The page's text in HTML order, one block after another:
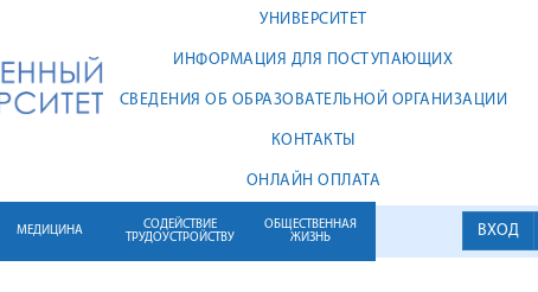
УНИВЕРСИТЕТ
ИНФОРМАЦИЯ ДЛЯ ПОСТУПАЮЩИХ
СВЕДЕНИЯ ОБ ОБРАЗОВАТЕЛЬНОЙ ОРГАНИЗАЦИИ
КОНТАКТЫ
ОНЛАЙН ОПЛАТА
ВХОД
МЕДИЦИНА
СОДЕЙСТВИЕ
ТРУДОУСТРОЙСТВУ
ОБЩЕСТВЕННАЯ
ЖИЗНЬ